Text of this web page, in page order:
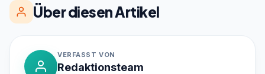
Über diesen Artikel
VERFASST VON
Redaktionsteam